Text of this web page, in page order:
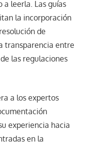
leerla. Las guías
la incorporación
de
transparencia entre
las regulaciones
a los expertos
experiencia hacia
en la